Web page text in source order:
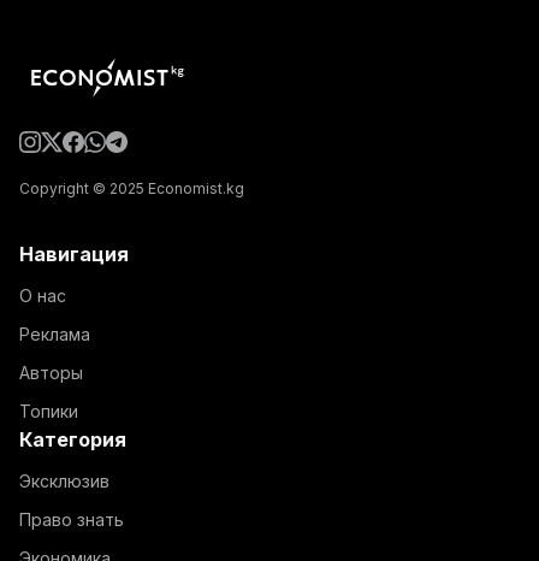
Copyright © 2025 Economist.kg
Навигация
О нас
Реклама
Авторы
Топики
Категория
Эксклюзив
Право знать